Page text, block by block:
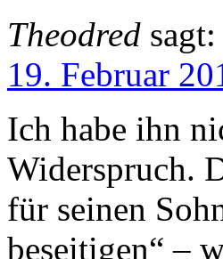
Theodred sagt:
19. Februar
Ich habe ihn
Widerspruch.
für seinen
beseitigen“ –